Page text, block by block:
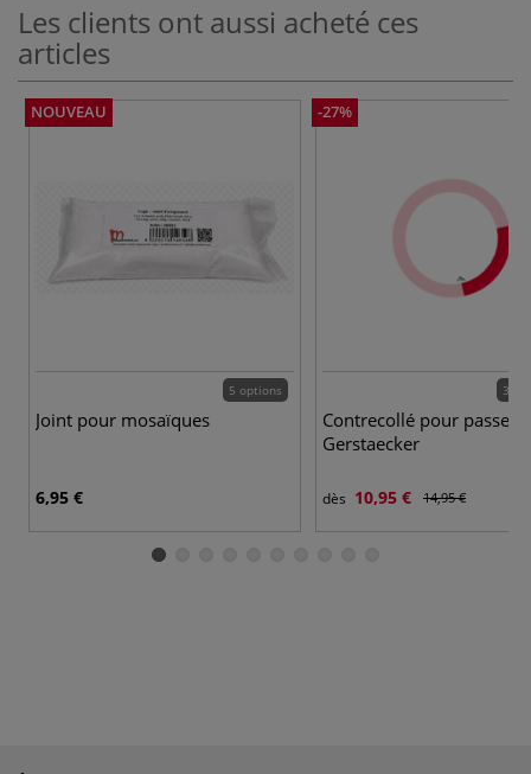
Les clients ont aussi acheté ces
articles
NOUVEAU
5 options
Joint pour mosaïques
6,95 €
-27%
31
Contrecollé pour passe-
Gerstaecker
dès 10,95 € 14,95 €